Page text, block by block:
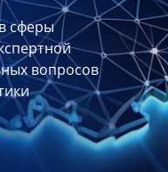
сферы
вопросов